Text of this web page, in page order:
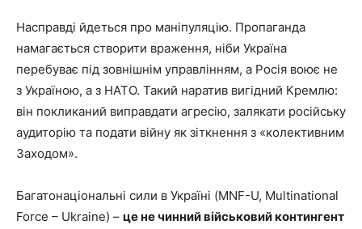
Насправді йдеться про маніпуляцію. Пропаганда
намагається створити враження, ніби Україна
перебуває під зовнішнім управлінням, а Росія воює не
з Україною, а з НАТО. Такий наратив вигідний Кремлю:
він покликаний виправдати агресію, залякати російську
аудиторію та подати війну як зіткнення з «колективним
Заходом».
Багатонаціональні сили в Україні (MNF-U, Multinational
Force – Ukraine) – це не чинний військовий контингент